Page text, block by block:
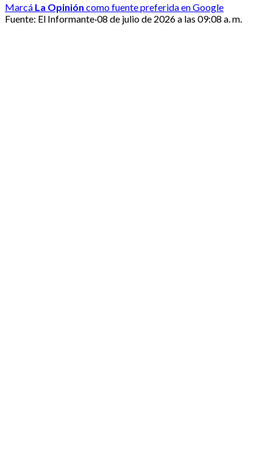
Marcá La Opinión como fuente preferida en Google
Fuente: El Informante·08 de julio de 2026 a las 09:08 a. m.